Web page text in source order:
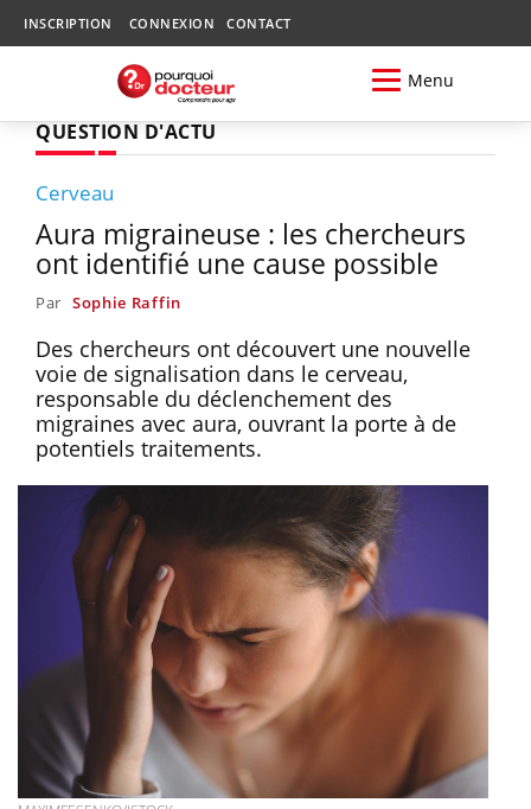
INSCRIPTION CONNEXION CONTACT
Menu
QUESTION D'ACTU
Cerveau
Aura migraineuse : les chercheurs
ont identifié une cause possible
Par Sophie Raffin
Des chercheurs ont découvert une nouvelle
voie de signalisation dans le cerveau,
responsable du déclenchement des
migraines avec aura, ouvrant la porte à de
potentiels traitements.